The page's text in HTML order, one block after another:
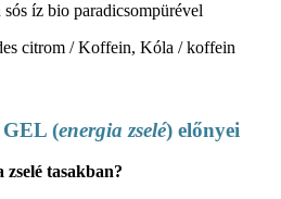
sós íz bio paradicsompürével
citrom / Koffein, Kóla / koffein
(energia zselé) előnyei
tasakban?